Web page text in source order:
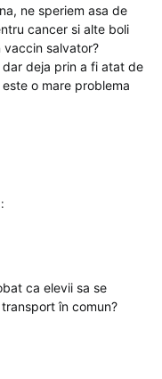
ne speriem asa de
cancer si alte boli
salvator?
deja prin a fi atat de
o mare problema
ca elevii sa se
în comun?